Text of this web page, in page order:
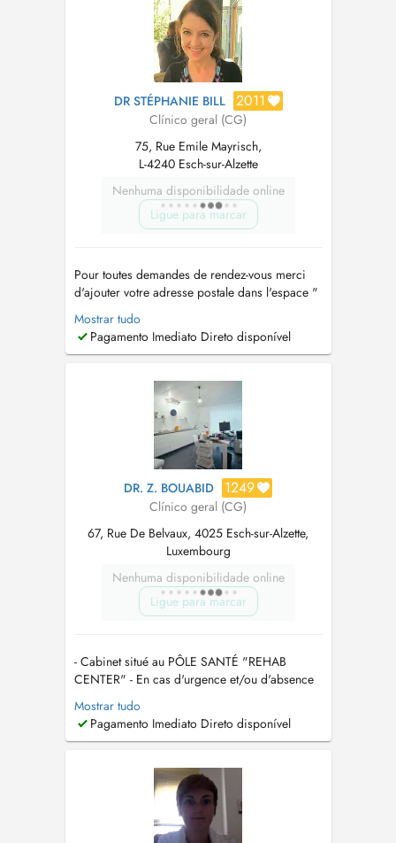
https://www.pharmacie...
DR STÉPHANIE BILL 2011
Clínico geral (CG)
75, Rue Emile Mayrisch,
L-4240 Esch-sur-Alzette
Nenhuma disponibilidade online
Ligue para marcar
Pour toutes demandes de rendez-vous merci
d'ajouter votre adresse postale dans l'espace "
notes " Consultations les lundi, mardi,
mercredi, jeudi, vendredi Dr Stéphanie BILL
Nous vous prions de bien vouloir vous munir
carte de vaccination lors de la...
Mostrar tudo
Pagamento Imediato Direto disponível
DR. Z. BOUABID 1249
Clínico geral (CG)
67, Rue De Belvaux, 4025 Esch-sur-Alzette,
Luxembourg
Nenhuma disponibilidade online
Ligue para marcar
- Cabinet situé au PÔLE SANTÉ "REHAB
CENTER" - En cas d'urgence et/ou d'absence
de disponibilité en ligne, veuillez contacter le
(00352) 20 26 31 24. Pour une demande de
visite à domicile, contactez le (00352) 20 26
payant (PID) - Langues parlées: fran...
Mostrar tudo
Pagamento Imediato Direto disponível